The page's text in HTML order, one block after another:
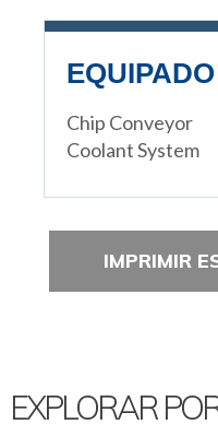
Chip Conveyor
Coolant System
IMPRIMIR
EXPLORAR